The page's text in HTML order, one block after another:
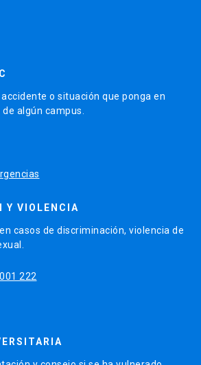
o situación que ponga en
algún campus.
Y VIOLENCIA
casos de discriminación, violencia de
222